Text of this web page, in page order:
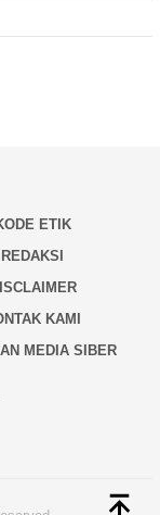
ETIK
REDAKSI
KAMI
MEDIA SIBER